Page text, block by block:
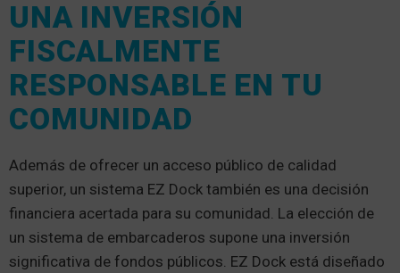
UNA INVERSIÓN
FISCALMENTE
RESPONSABLE EN TU
COMUNIDAD
Además de ofrecer un acceso público de calidad
superior, un sistema EZ Dock también es una decisión
financiera acertada para su comunidad. La elección de
un sistema de embarcaderos supone una inversión
significativa de fondos públicos. EZ Dock está diseñado